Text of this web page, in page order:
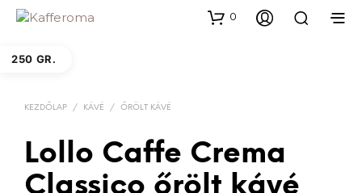
0
250 GR.
KEZDŐLAP / KÁVÉ / ŐRÖLT KÁVÉ
Lollo Caffe Crema
Classico őrölt kávé